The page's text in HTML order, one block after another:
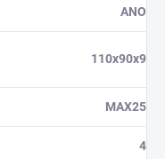
ANO
110x90x9
MAX25
4